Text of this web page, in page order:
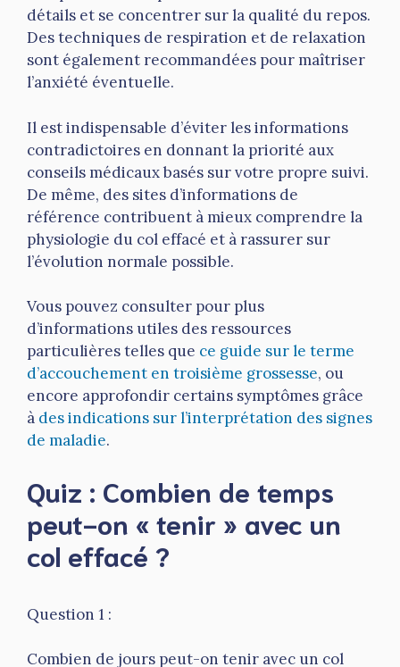
détails et se concentrer sur la qualité du repos.
Des techniques de respiration et de relaxation
sont également recommandées pour maîtriser
l’anxiété éventuelle.
Il est indispensable d’éviter les informations
contradictoires en donnant la priorité aux
conseils médicaux basés sur votre propre suivi.
De même, des sites d’informations de
référence contribuent à mieux comprendre la
physiologie du col effacé et à rassurer sur
l’évolution normale possible.
Vous pouvez consulter pour plus
d’informations utiles des ressources
particulières telles que ce guide sur le terme
d’accouchement en troisième grossesse, ou
encore approfondir certains symptômes grâce
à des indications sur l’interprétation des signes
de maladie.
Quiz : Combien de temps
peut-on « tenir » avec un
col effacé ?
Question 1 :
Combien de jours peut-on tenir avec un col